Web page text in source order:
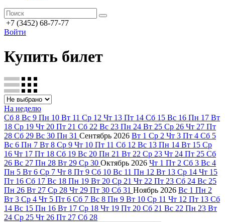
+7 (3452) 68-77-77
Войти
Купить билет
На неделю
Сб 8 Вс 9 Пн 10 Вт 11 Ср 12 Чт 13 Пт 14 Сб 15 Вс 16 Пн 17 Вт
18 Ср 19 Чт 20 Пт 21 Сб 22 Вс 23 Пн 24 Вт 25 Ср 26 Чт 27 Пт
28 Сб 29 Вс 30 Пн 31 Сентябрь 2026 Вт 1 Ср 2 Чт 3 Пт 4 Сб 5
Вс 6 Пн 7 Вт 8 Ср 9 Чт 10 Пт 11 Сб 12 Вс 13 Пн 14 Вт 15 Ср
16 Чт 17 Пт 18 Сб 19 Вс 20 Пн 21 Вт 22 Ср 23 Чт 24 Пт 25 Сб
26 Вс 27 Пн 28 Вт 29 Ср 30 Октябрь 2026 Чт 1 Пт 2 Сб 3 Вс 4
Пн 5 Вт 6 Ср 7 Чт 8 Пт 9 Сб 10 Вс 11 Пн 12 Вт 13 Ср 14 Чт 15
Пт 16 Сб 17 Вс 18 Пн 19 Вт 20 Ср 21 Чт 22 Пт 23 Сб 24 Вс 25
Пн 26 Вт 27 Ср 28 Чт 29 Пт 30 Сб 31 Ноябрь 2026 Вс 1 Пн 2
Вт 3 Ср 4 Чт 5 Пт 6 Сб 7 Вс 8 Пн 9 Вт 10 Ср 11 Чт 12 Пт 13 Сб
14 Вс 15 Пн 16 Вт 17 Ср 18 Чт 19 Пт 20 Сб 21 Вс 22 Пн 23 Вт
24 Ср 25 Чт 26 Пт 27 Сб 28